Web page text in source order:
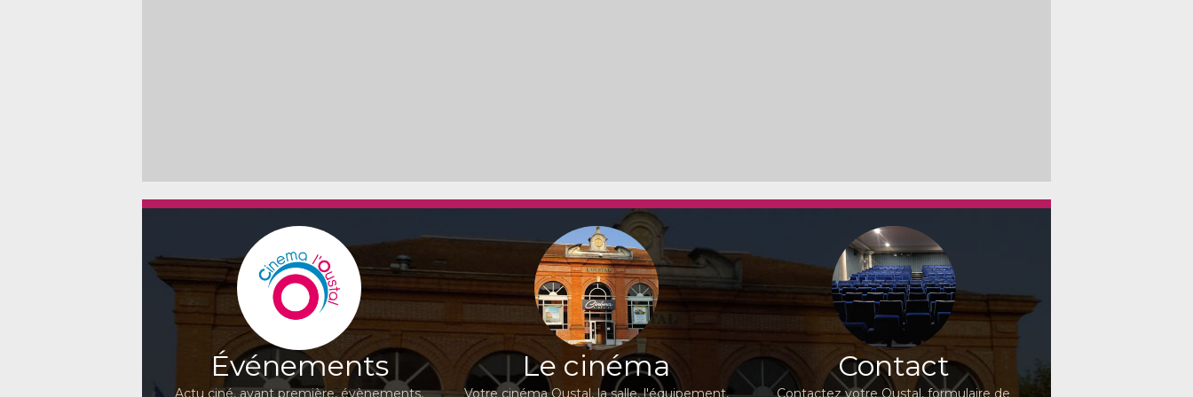
Événements
Actu ciné, avant première, évènements,
Le cinéma
Votre cinéma Oustal, la salle, l'équipement,
Contact
Contactez votre Oustal, formulaire de